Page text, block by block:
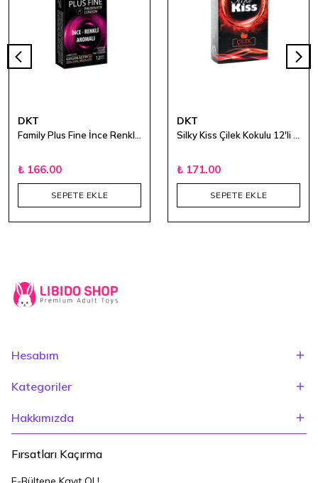
DKT
₺ 166.00
SEPETE EKLE
DKT
₺ 171.00
SEPETE EKLE
Hesabım
Kategoriler
Hakkımızda
Fırsatları Kaçırma